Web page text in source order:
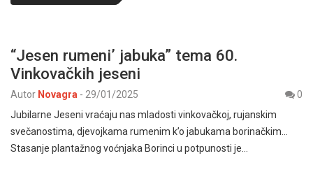
“Jesen rumeni’ jabuka” tema 60.
Vinkovačkih jeseni
Autor Novagra - 29/01/2025
0
Jubilarne Jeseni vraćaju nas mladosti vinkovačkoj, rujanskim
svečanostima, djevojkama rumenim k’o jabukama borinačkim…
Stasanje plantažnog voćnjaka Borinci u potpunosti je…